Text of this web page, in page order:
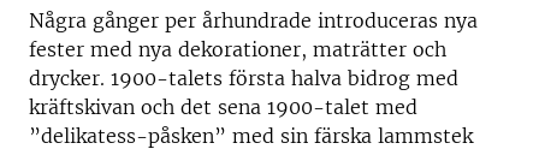
Några gånger per århundrade introduceras nya
fester med nya dekorationer, maträtter och
drycker. 1900-talets första halva bidrog med
kräftskivan och det sena 1900-talet med
”delikatess-påsken” med sin färska lammstek